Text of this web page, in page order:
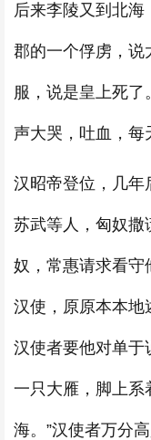
后来李陵又到北海
郡的一个俘虏，说
服，说是皇上死了
声大哭，吐血，每
汉昭帝登位，几年
苏武等人，匈奴撒
奴，常惠请求看守
汉使，原原本本地
汉使者要他对单于
一只大雁，脚上系
海。”汉使者万分